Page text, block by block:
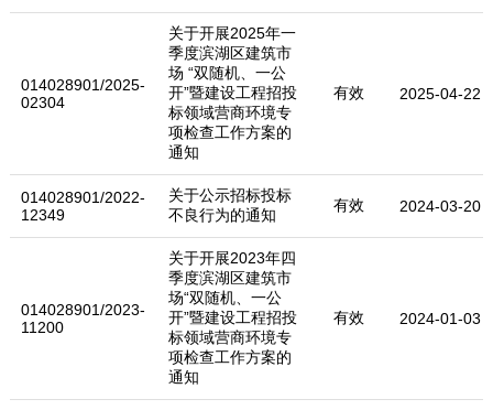
014028901/2025-
02304
关于开展2025年一
季度滨湖区建筑市
场 “双随机、一公
开”暨建设工程招投
标领域营商环境专
项检查工作方案的
通知
有效 2025-04-22
014028901/2022-
12349
关于公示招标投标
不良行为的通知
有效 2024-03-20
014028901/2023-
11200
关于开展2023年四
季度滨湖区建筑市
场“双随机、一公
开”暨建设工程招投
标领域营商环境专
项检查工作方案的
通知
有效 2024-01-03